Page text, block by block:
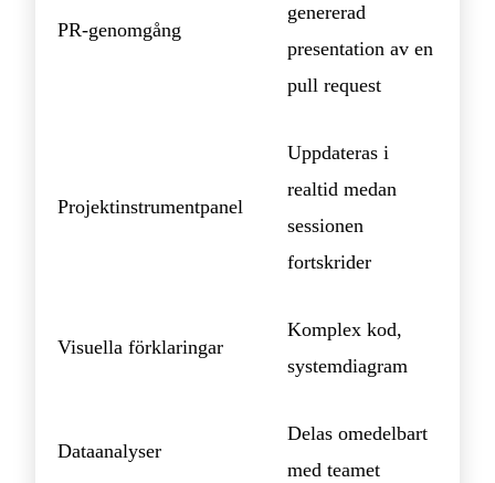
PR-genomgång
genererad
presentation av en
pull request
Projektinstrumentpanel
Uppdateras i
realtid medan
sessionen
fortskrider
Visuella förklaringar
Komplex kod,
systemdiagram
Dataanalyser
Delas omedelbart
med teamet